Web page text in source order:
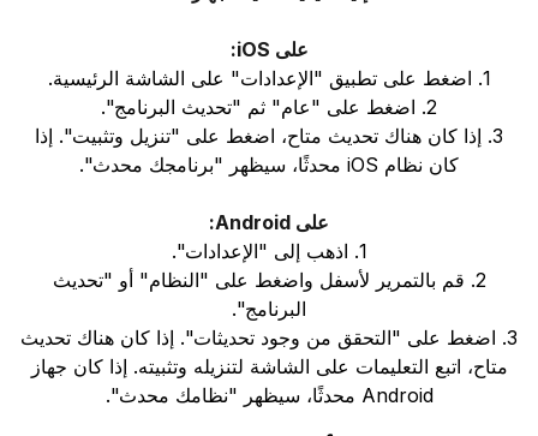
على iOS:
1. اضغط على تطبيق "الإعدادات" على الشاشة الرئيسية.
2. اضغط على "عام" ثم "تحديث البرنامج".
3. إذا كان هناك تحديث متاح، اضغط على "تنزيل وتثبيت". إذا
كان نظام iOS محدثًا، سيظهر "برنامجك محدث".
على Android:
1. اذهب إلى "الإعدادات".
2. قم بالتمرير لأسفل واضغط على "النظام" أو "تحديث
البرنامج".
3. اضغط على "التحقق من وجود تحديثات". إذا كان هناك تحديث
متاح، اتبع التعليمات على الشاشة لتنزيله وتثبيته. إذا كان جهاز
Android محدثًا، سيظهر "نظامك محدث".